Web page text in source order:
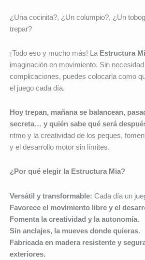
¿Una cocinita?, ¿Un columpio?, ¿Un
trepar?
¡Todo eso y mucho más! La Estructura
imaginación en movimiento. Sin
complicaciones, puedes colocarla como
el juego cada día.
Hoy trepan, mañana se balancean,
secreta… y quién sabe qué será
ritmo y la creatividad de los peques,
y el desarrollo motor sin límites.
¿Por qué elegir la Estructura Mia?
Versátil y transformable: Cada día un
Favorece el movimiento libre y el
Fomenta la creatividad y la autonomía.
Sin anclajes, la mueves donde quieras.
Fabricada en madera resistente y
exteriores.